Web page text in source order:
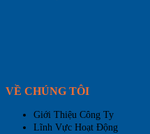
VỀ CHÚNG TÔI
Giới Thiệu Công Ty
Lĩnh Vực Hoạt Động